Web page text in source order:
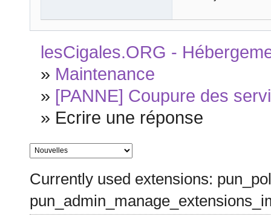
lesCigales.ORG -
» Maintenance
» [PANNE] Coupure des
» Ecrire une réponse
Currently used extensions: